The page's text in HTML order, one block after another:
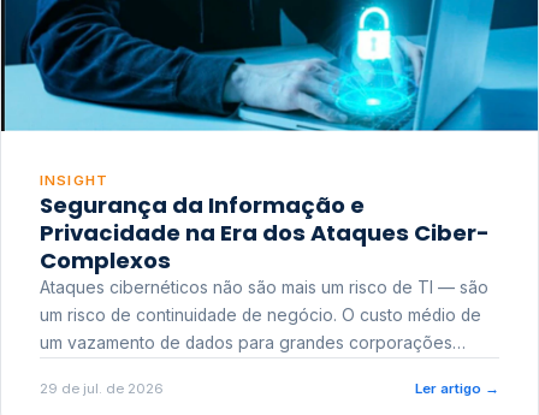
INSIGHT
Segurança da Informação e
Privacidade na Era dos Ataques Ciber-
Complexos
Ataques cibernéticos não são mais um risco de TI — são
um risco de continuidade de negócio. O custo médio de
um vazamento de dados para grandes corporações
reputacional e o risco regulatório junto a órgãos como a
29 de jul. de 2026 Ler artigo →